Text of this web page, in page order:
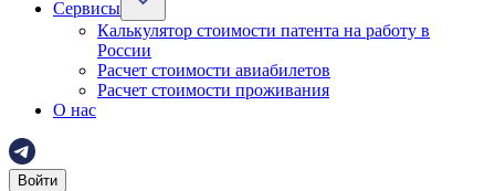
Сервисы
Калькулятор стоимости патента на работу в
России
Расчет стоимости авиабилетов
Расчет стоимости проживания
О нас
Войти